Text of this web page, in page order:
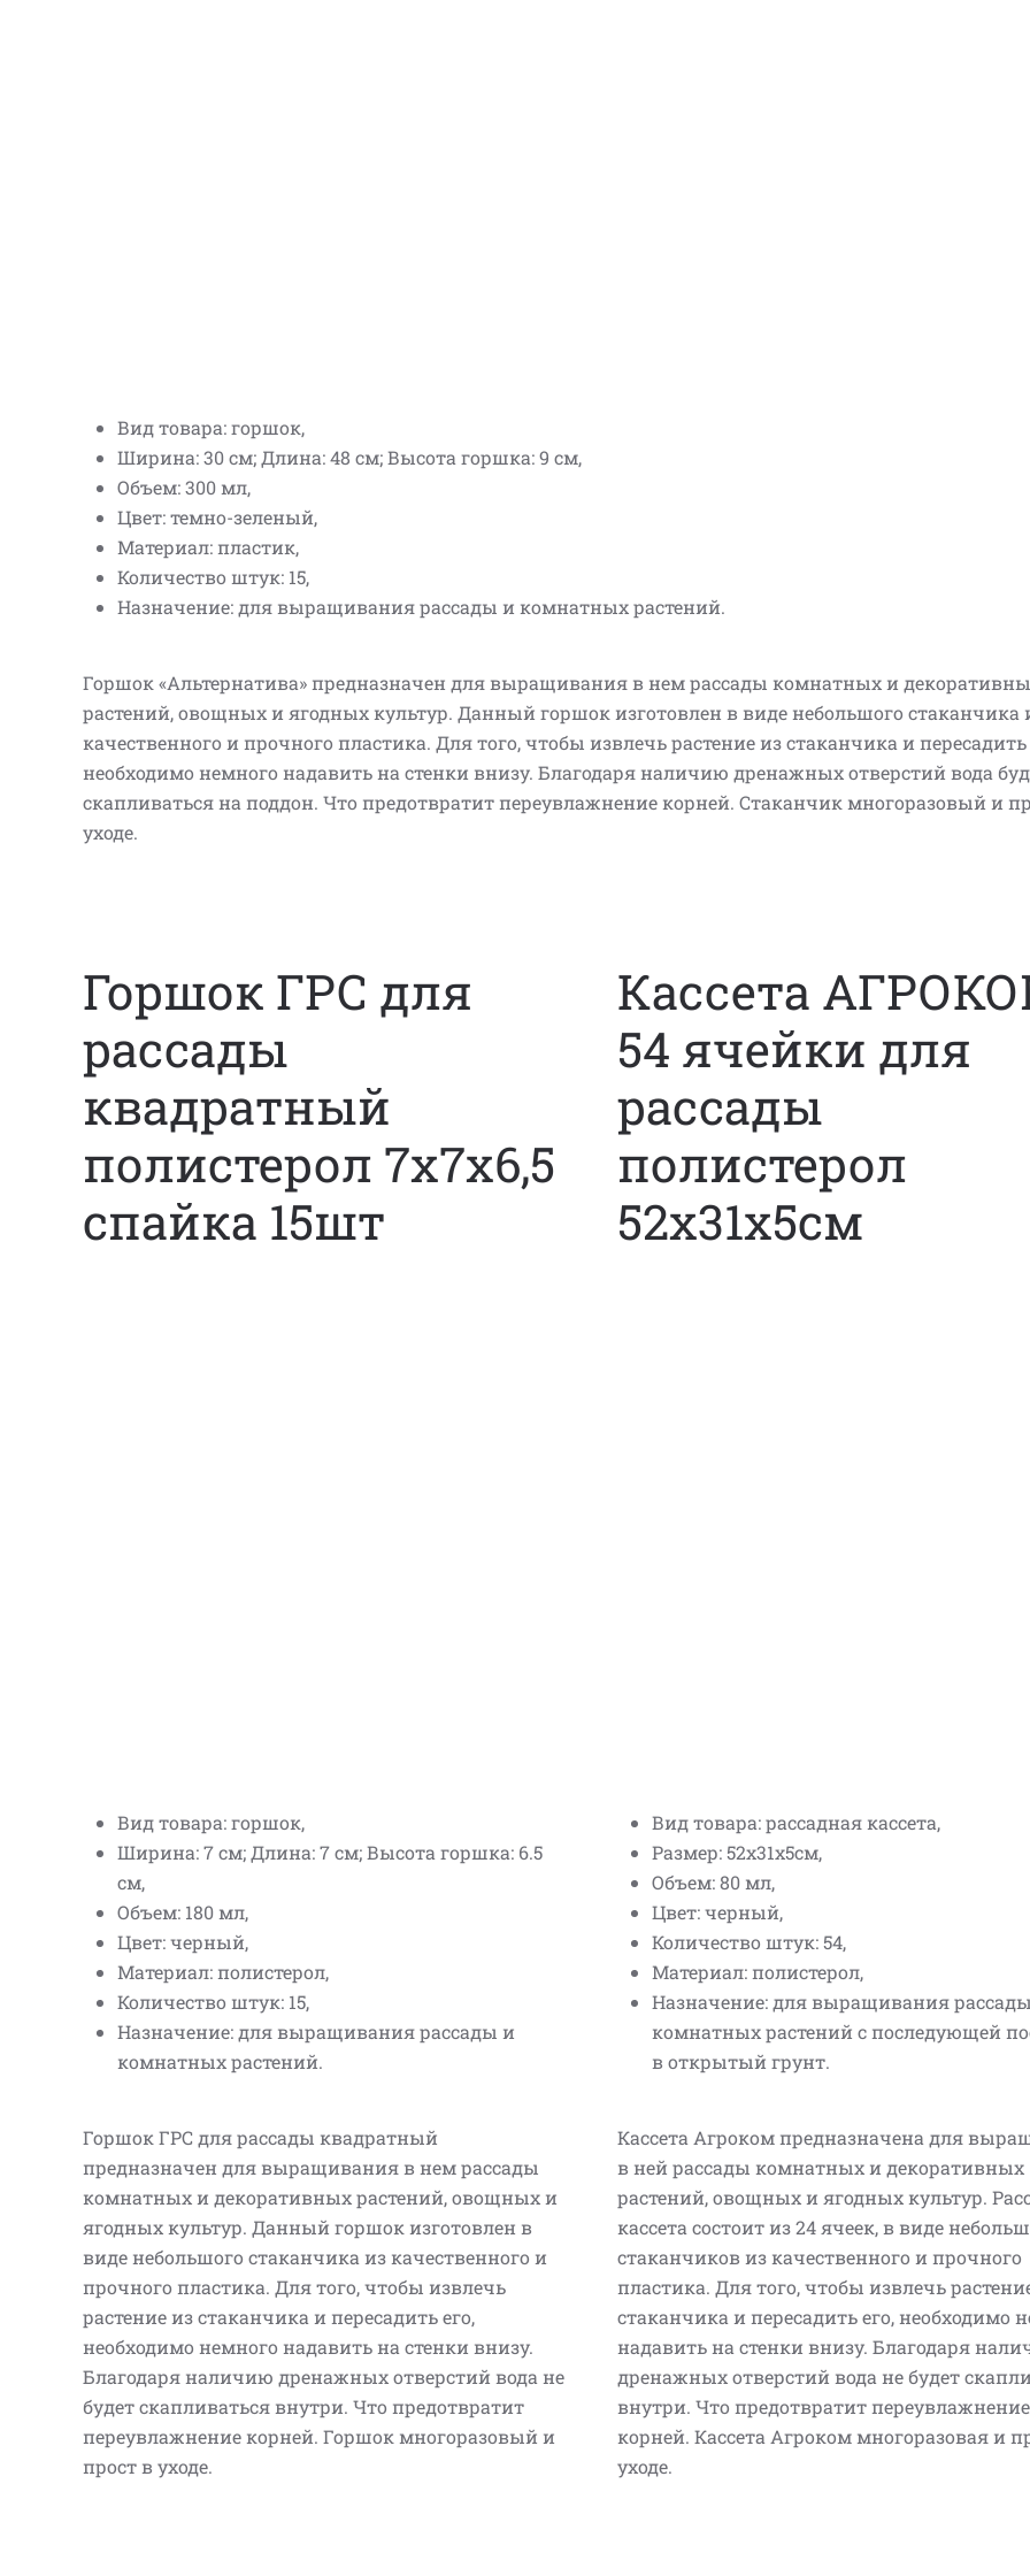
Вид товара: горшок,
Ширина: 30 см; Длина: 48 см; Высота горшка: 9 см,
Объем: 300 мл,
Цвет: темно-зеленый,
Материал: пластик,
Количество штук: 15,
Назначение: для выращивания рассады и комнатных растений.
Горшок «Альтернатива» предназначен для выращивания в нем рассады комнатных и
растений, овощных и ягодных культур. Данный горшок изготовлен в виде небольшого стаканчика
качественного и прочного пластика. Для того, чтобы извлечь растение из стаканчика и пересадить
необходимо немного надавить на стенки внизу. Благодаря наличию дренажных отверстий вода
скапливаться на поддон. Что предотвратит переувлажнение корней. Стаканчик многоразовый и
уходе.
Горшок ГРС для
рассады
квадратный
полистерол 7х7х6,5
спайка 15шт
Вид товара: горшок,
Ширина: 7 см; Длина: 7 см; Высота горшка: 6.5
см,
Объем: 180 мл,
Цвет: черный,
Материал: полистерол,
Количество штук: 15,
Назначение: для выращивания рассады и
комнатных растений.
Горшок ГРС для рассады квадратный
предназначен для выращивания в нем рассады
комнатных и декоративных растений, овощных и
ягодных культур. Данный горшок изготовлен в
виде небольшого стаканчика из качественного и
прочного пластика. Для того, чтобы извлечь
растение из стаканчика и пересадить его,
необходимо немного надавить на стенки внизу.
Благодаря наличию дренажных отверстий вода не
будет скапливаться внутри. Что предотвратит
переувлажнение корней. Горшок многоразовый и
прост в уходе.
Кассета
54 ячейки для
рассады
полистерол
52х31х5см
Вид товара: рассадная кассета,
Размер: 52х31х5см,
Объем: 80 мл,
Цвет: черный,
Количество штук: 54,
Материал: полистерол,
Назначение: для выращивания
комнатных растений с последующей
в открытый грунт.
Кассета Агроком предназначена для
в ней рассады комнатных и декоративных
растений, овощных и ягодных культур.
кассета состоит из 24 ячеек, в виде
стаканчиков из качественного и прочного
пластика. Для того, чтобы извлечь
стаканчика и пересадить его, необходимо
надавить на стенки внизу. Благодаря
дренажных отверстий вода не будет
внутри. Что предотвратит переувлажнение
корней. Кассета Агроком многоразовая и
уходе.